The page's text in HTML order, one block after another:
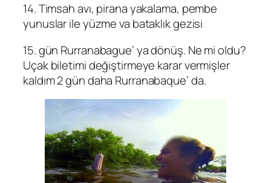
14. Timsah avı, pirana yakalama, pembe
yunuslar ile yüzme va bataklık gezisi
15. gün Rurranabague’ ya dönüş. Ne mi oldu?
Uçak biletimi değiştirmeye karar vermişler
kaldım 2 gün daha Rurranabaque’ da.